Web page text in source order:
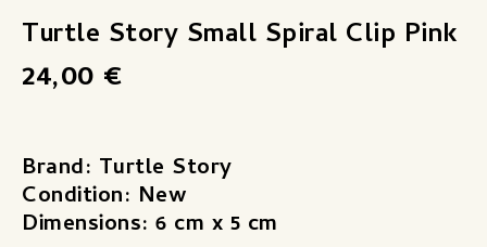
Turtle Story Small Spiral Clip Pink
24,00 €
Brand: Turtle Story
Condition: New
Dimensions: 6 cm x 5 cm
Small
Spiral
Clip